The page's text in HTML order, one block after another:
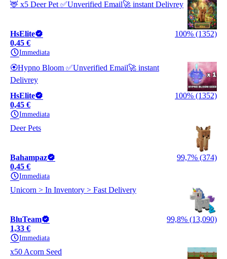
🦌 x5 Deer Pet ✅️Unverified Email🚀 instant Delivrey
HsElite
100% (1352)
0,45 €
Immediata
🏵️Hypno Bloom ✅️Unverified Email🚀 instant
Delivrey
HsElite
100% (1352)
0,45 €
Immediata
Deer Pets
Bahampaz
99,7% (374)
0,45 €
Immediata
Unicorn > In Inventory > Fast Delivery
BluTeam
99,8% (13,090)
1,33 €
Immediata
x50 Acorn Seed